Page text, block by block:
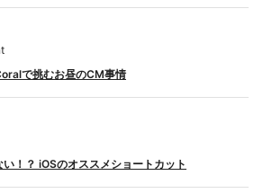
で挑むお昼のCM事情
！？ iOSのオススメショートカット